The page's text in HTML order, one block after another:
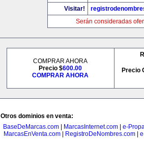
Visitar!
Serán consideradas
COMPRAR AHORA
Precio $600.00
COMPRAR AHORA
Precio
Otros dominios en venta:
BaseDeMarcas.com| MarcasInternet.com| e-
MarcasEnVenta.com
RegistroDeNombres.com